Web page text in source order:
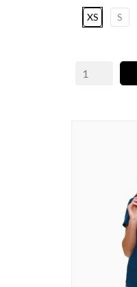
XS S